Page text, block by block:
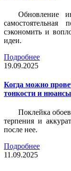
Обновление
сэкономить и
идеи.
Подробнее
19.09.2025
Когда можно
тонкости и нюансы
Поклейка
терпения и
после нее.
Подробнее
11.09.2025